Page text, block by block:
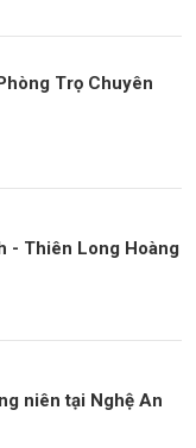
Trình Vươn Lên Vị
Suất Sắc 2023
Trọ Chuyên
- Thiên Long Hoàng